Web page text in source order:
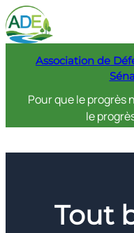
Aller
au
contenu
Association de
Pour que le progrès
le
Tout